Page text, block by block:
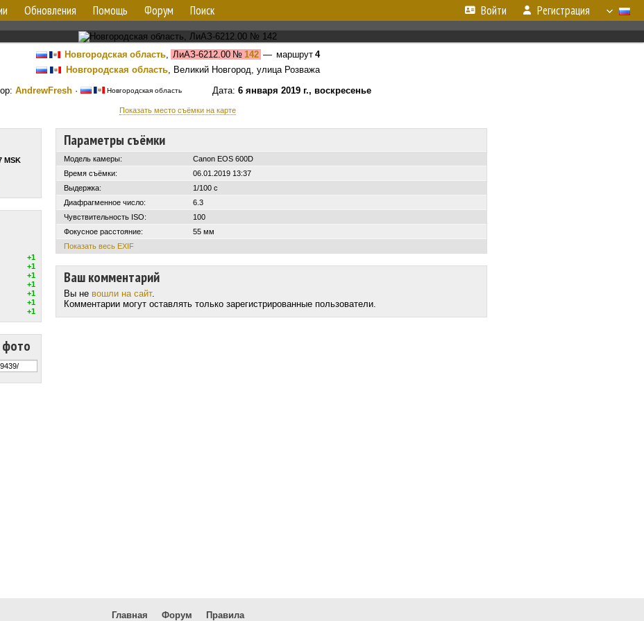
Обновления Помощь Форум Поиск Войти Регистрация
Новгородская область, ЛиАЗ-6212.00№ 142 — маршрут 4
Новгородская область, Великий Новгород, улица Розважа
AndrewFresh· Новгородская областьДата: 6 января 2019 г., воскресенье
Показать место съёмки на карте
MSK
+1
+1
+1
+1
+1
+1
+1
фото
Параметры съёмки
Модель камеры:
Canon EOS 600D
Время съёмки:
06.01.2019 13:37
Выдержка:
1/100 с
Диафрагменное число:
6.3
Чувствительность ISO:
100
Фокусное расстояние:
55 мм
Показать весь EXIF
Ваш комментарий
Вы не вошли на сайт.
Комментарии могут оставлять только зарегистрированные пользователи.
Главная Форум Правила